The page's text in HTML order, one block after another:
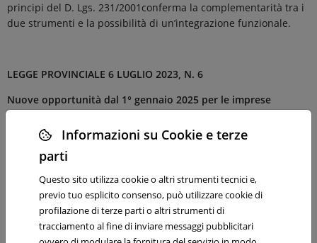
principi del D. Lgs. 231/2001conferma la complementarità tra i
due strumenti e la possibilità di un’integrazione funzionale.
LEGGE PROVINCIALE 6 LUGLIO 2023, N. 6
Nuove opportunità dal 1° gennaio 2025 per le imprese
trentine
Con la deliberazione della Giunta provinciale n. 2012 del 6
dicembre 2024, sono state aggiornate le disposizioni sugli “
a) della Legge provinciale 6 luglio 2023, n. 6, introdotte con la
deliberazione n. 2014/2023.
Destinatari e progetti finanziabili
Informazioni su Cookie e terze
parti
Questo sito utilizza cookie o altri strumenti tecnici e,
previo tuo esplicito consenso, può utilizzare cookie di
profilazione di terze parti o altri strumenti di
tracciamento al fine di inviare messaggi pubblicitari